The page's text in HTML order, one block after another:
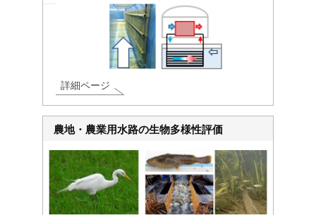
詳細ページ
農地・農業用水路の生物多様性評価